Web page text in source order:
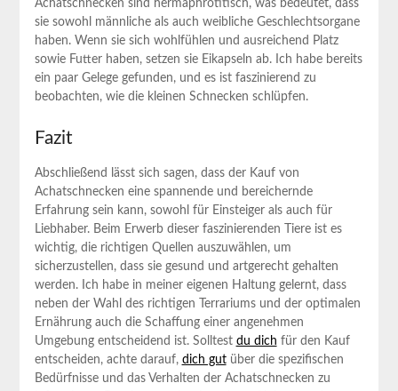
Achatschnecken sind hermaphrotitisch, was bedeutet, dass
sie sowohl männliche als auch weibliche Geschlechtsorgane
haben. Wenn sie sich wohlfühlen und ausreichend​ Platz
sowie Futter haben, setzen ​sie Eikapseln ab. Ich habe bereits
ein paar Gelege gefunden, und es ist faszinierend zu
beobachten, wie ‌die ⁤kleinen Schnecken schlüpfen.
Fazit
Abschließend lässt ⁣sich sagen, dass der Kauf von⁣
Achatschnecken eine spannende‍ und bereichernde
Erfahrung sein kann, sowohl ​für Einsteiger als auch für
Liebhaber. Beim Erwerb ‍dieser faszinierenden Tiere ist es
wichtig, ⁢die richtigen Quellen auszuwählen, um‌
sicherzustellen, dass sie gesund und artgerecht gehalten
werden. Ich habe in⁣ meiner eigenen Haltung gelernt, dass
neben der Wahl des richtigen Terrariums und der optimalen
Ernährung‍ auch die Schaffung einer angenehmen
Umgebung entscheidend ​ist. Solltest du ​dich ⁤ für den Kauf
entscheiden, achte darauf, dich ⁢gutüber die spezifischen
Bedürfnisse und das Verhalten ‍der ‌Achatschnecken zu